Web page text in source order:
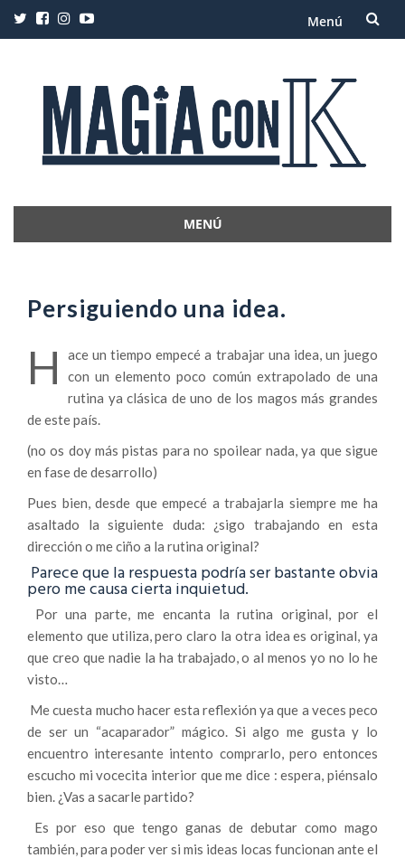
Menú
al
contenido
MENÚ
Persiguiendo una idea.
H
ace un tiempo empecé a trabajar una idea, un juego
con un elemento poco común extrapolado de una
rutina ya clásica de uno de los magos más grandes
de este país.
(no os doy más pistas para no spoilear nada, ya que sigue
en fase de desarrollo)
Pues bien, desde que empecé a trabajarla siempre me ha
asaltado la siguiente duda: ¿sigo trabajando en esta
dirección o me ciño a la rutina original?
Parece que la respuesta podría ser bastante obvia
pero me causa cierta inquietud.
Por una parte, me encanta la rutina original, por el
elemento que utiliza, pero claro la otra idea es original, ya
que creo que nadie la ha trabajado, o al menos yo no lo he
visto…
Me cuesta mucho hacer esta reflexión ya que a veces peco
de ser un “acaparador” mágico. Si algo me gusta y lo
encuentro interesante intento comprarlo, pero entonces
escucho mi vocecita interior que me dice : espera, piénsalo
bien. ¿Vas a sacarle partido?
Es por eso que tengo ganas de debutar como mago
también, para poder ver si mis ideas locas funcionan ante el